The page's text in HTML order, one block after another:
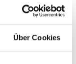
Über Cookies